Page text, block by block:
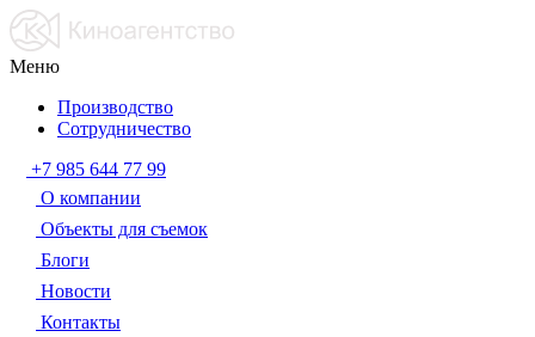
Меню
Производство
Сотрудничество
+7 985 644 77 99
О компании
Объекты для съемок
Блоги
Новости
Контакты